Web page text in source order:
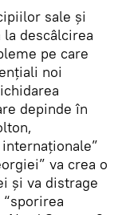
sale și
la descâlcirea
pe care
noi
depinde în
va crea o
și va distrage